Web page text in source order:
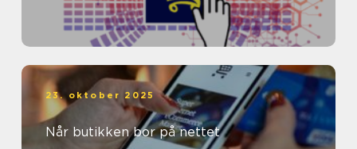
23. oktober 2025
Når butikken bor på nettet